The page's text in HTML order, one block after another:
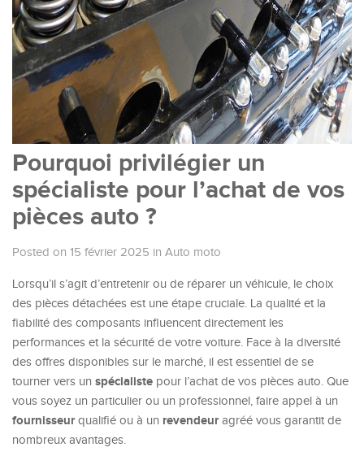
Pourquoi privilégier un
spécialiste pour l’achat de vos
pièces auto ?
Posted on 15 février 2025 in Auto moto
Lorsqu’il s’agit d’entretenir ou de réparer un véhicule, le choix
des pièces détachées est une étape cruciale. La qualité et la
fiabilité des composants influencent directement les
performances et la sécurité de votre voiture. Face à la diversité
des offres disponibles sur le marché, il est essentiel de se
tourner vers un spécialiste pour l’achat de vos pièces auto. Que
vous soyez un particulier ou un professionnel, faire appel à un
fournisseurqualifié ou à un revendeuragréé vous garantit de
nombreux avantages.